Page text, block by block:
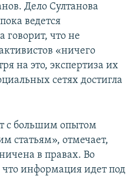
Дело Султанова
ведется
говорит, что не
«ничего
на это, экспертиза их
сетях достигла
с большим опытом
статьям», отмечает,
в правах. Во
что информация идет под